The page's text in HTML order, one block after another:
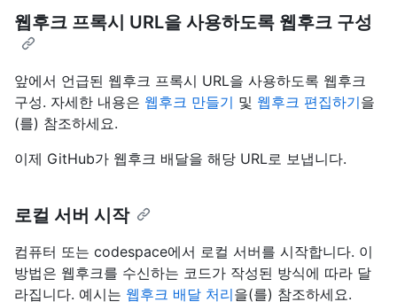
웹후크 프록시 URL을 사용하도록 웹후크 구성
앞에서 언급된 웹후크 프록시 URL을 사용하도록 웹후크
구성. 자세한 내용은 웹후크 만들기 및 웹후크 편집하기을
(를) 참조하세요.
이제 GitHub가 웹후크 배달을 해당 URL로 보냅니다.
로컬 서버 시작
컴퓨터 또는 codespace에서 로컬 서버를 시작합니다. 이
방법은 웹후크를 수신하는 코드가 작성된 방식에 따라 달
라집니다. 예시는 웹후크 배달 처리을(를) 참조하세요.